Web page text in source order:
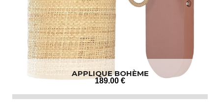
APPLIQUE BOHÈME
189.00 €